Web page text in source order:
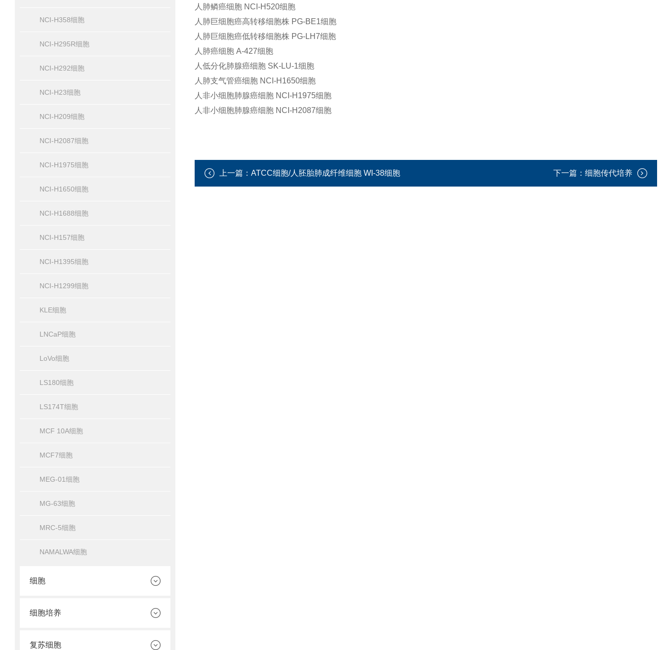
NCI-H358细胞
NCI-H295R细胞
NCI-H292细胞
NCI-H23细胞
NCI-H209细胞
NCI-H2087细胞
NCI-H1975细胞
NCI-H1650细胞
NCI-H1688细胞
NCI-H157细胞
NCI-H1395细胞
NCI-H1299细胞
KLE细胞
LNCaP细胞
LoVo细胞
LS180细胞
LS174T细胞
MCF 10A细胞
MCF7细胞
MEG-01细胞
MG-63细胞
MRC-5细胞
NAMALWA细胞
细胞
细胞培养
复苏细胞
人肺鳞癌细胞 NCI-H520细胞
人肺巨细胞癌高转移细胞株 PG-BE1细胞
人肺巨细胞癌低转移细胞株 PG-LH7细胞
人肺癌细胞 A-427细胞
人低分化肺腺癌细胞 SK-LU-1细胞
人肺支气管癌细胞 NCI-H1650细胞
人非小细胞肺腺癌细胞 NCI-H1975细胞
人非小细胞肺腺癌细胞 NCI-H2087细胞
上一篇： ATCC细胞/人胚胎肺成纤维细胞 WI-38细胞 下一篇： 细胞传代培养